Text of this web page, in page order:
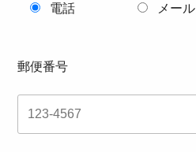
電話 メール
郵便番号